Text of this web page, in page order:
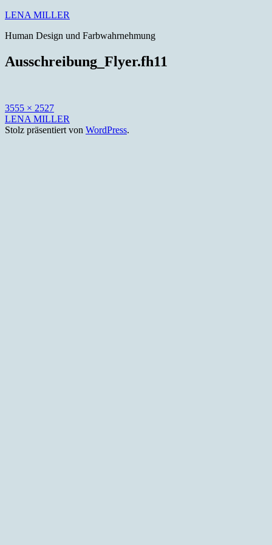
Zum
springen
LENA MILLER
Human Design und Farbwahrnehmung
Ausschreibung_Flyer.fh11
Originalgröße
3555 × 2527
LENA MILLER
Stolz präsentiert von WordPress.